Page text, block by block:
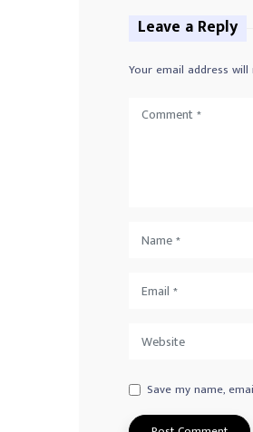
Leave a Reply
Your email address
Save my name,